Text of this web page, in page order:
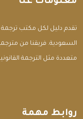
تقدم دليل لكل مكتب ترجمة
السعودية. فريقنا من
متعددة مثل الترجمة
روابط مهمة